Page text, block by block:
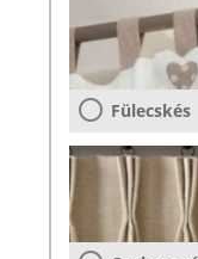
Fülecskés